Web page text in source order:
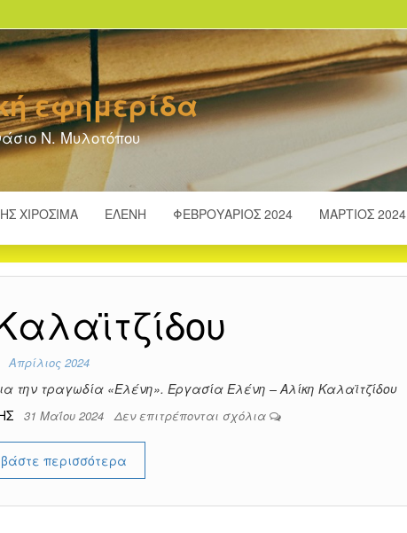
εφημερίδα
Ν. Μυλοτόπου
ΧΙΡΟΣΊΜΑ ΕΛΈΝΗ ΦΕΒΡΟΥΆΡΙΟΣ 2024 ΜΆΡΤΙΟΣ 2024
Απρίλιος 2024
την τραγωδία «Ελένη». Εργασία Ελένη – Αλίκη Καλαϊτζίδου
31 Μαΐου 2024 Δεν επιτρέπονται σχόλια
περισσότερα